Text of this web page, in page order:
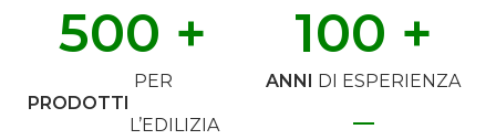
PRODOTTI
PER
L’EDILIZIA
500 +
ANNI DI ESPERIENZA
100 +